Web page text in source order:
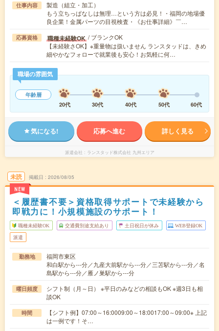
仕事内容
製造（組立・加工）
もう立ちっぱなしは無理…という方は必見！・福岡の地場優
良企業！金属パーツの目視検査・《お仕事詳細》￣…
応募資格 職種未経験OK / ブランクOK
【未経験さOK】※重量物は扱いません ランスタッドは、きめ
細やかなフォローで就業後も安心！お気軽に何…
職場の雰囲気
年齢層
20代
30代 40代 50代 60代
気になる! 応募へ進む 詳しく見る
派遣会社 ランスタッド株式会社 九州エリア
未読
NEW
掲載日 2026/08/05
＜履歴書不要＞資格取得サポートで未経験から
即戦力に！小規模施設のサポート！
職種未経験OK 交通費別途支給あり 土日祝日が休み WEB登録OK
派遣
勤務地
福岡市東区
和白駅から---分／九産大前駅から---分／三苫駅から---分／名
島駅から---分／雁ノ巣駅から---分
曜日頻度
シフト制（月～日） ※平日のみなどの相談もOK ※週3日も相
談OK
時間
【シフト例】07:00～16:0009:00～18:0017:00～09:00※ 上記
は一例です！そ…